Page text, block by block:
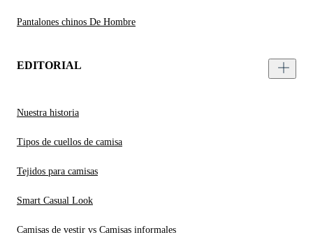
Pantalones chinos De Hombre
EDITORIAL
Nuestra historia
Tipos de cuellos de camisa
Tejidos para camisas
Smart Casual Look
Camisas de vestir vs Camisas informales